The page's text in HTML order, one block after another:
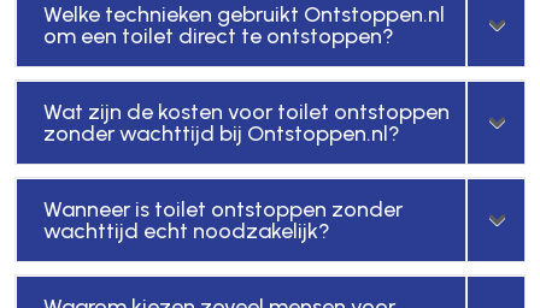
Welke technieken gebruikt Ontstoppen.nl
om een toilet direct te ontstoppen?
Wat zijn de kosten voor toilet ontstoppen
zonder wachttijd bij Ontstoppen.nl?
Wanneer is toilet ontstoppen zonder
wachttijd echt noodzakelijk?